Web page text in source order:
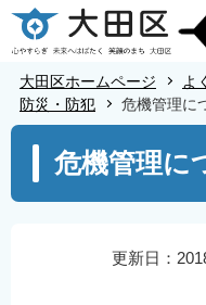
こ
の
ジ
大田区ホームページ よ
防災・防犯
危機管理に
こ
危機管理に
更新日：